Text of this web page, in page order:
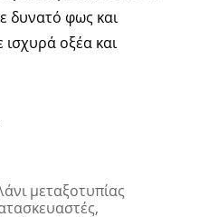
δυνατό φως και
οξέα και
μεταξοτυπίας